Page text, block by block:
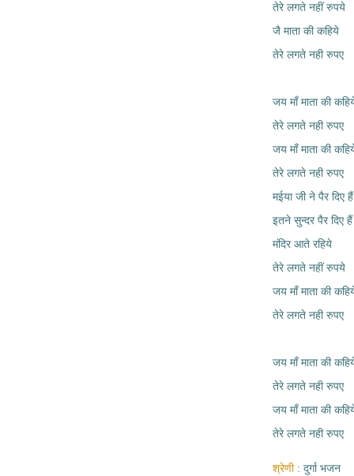
तेरे लगते नहीं रुपये
जै माता की कहिये
तेरे लगते नही रुपए
जय माँ माता की
तेरे लगते नही रुपए
जय माँ माता की
तेरे लगते नही रुपए
मईया जी ने पैर दिए हैं
इतने सुन्दर पैर दिए हैं
मंदिर आते रहिये
तेरे लगते नहीं रुपये
जय माँ माता की
तेरे लगते नही रुपए
जय माँ माता की
तेरे लगते नही रुपए
जय माँ माता की
तेरे लगते नही रुपए
श्रेणी दुर्गा भजन